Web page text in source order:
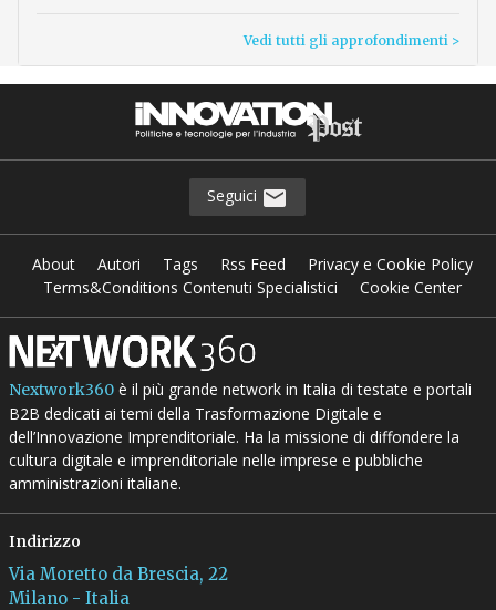
Vedi tutti gli approfondimenti >
Seguici
About Autori Tags Rss Feed
Privacy e Cookie Policy
Terms&Conditions Contenuti Specialistici
Cookie Center
Nextwork360è il più grande network in Italia di testate e portali
B2B dedicati ai temi della Trasformazione Digitale e
dell’Innovazione Imprenditoriale. Ha la missione di diffondere la
cultura digitale e imprenditoriale nelle imprese e pubbliche
amministrazioni italiane.
Indirizzo
Via Moretto da Brescia, 22
Milano - Italia